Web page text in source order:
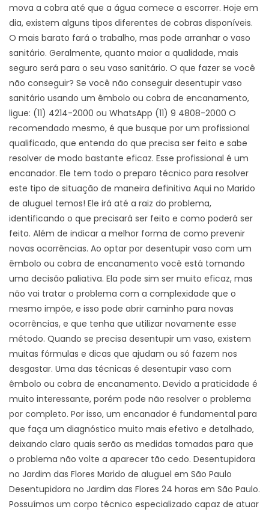
mova a cobra até que a água comece a escorrer. Hoje em
dia, existem alguns tipos diferentes de cobras disponíveis.
O mais barato fará o trabalho, mas pode arranhar o vaso
sanitário. Geralmente, quanto maior a qualidade, mais
seguro será para o seu vaso sanitário. O que fazer se você
não conseguir? Se você não conseguir desentupir vaso
sanitário usando um êmbolo ou cobra de encanamento,
ligue: (11) 4214-2000 ou WhatsApp (11) 9 4808-2000 O
recomendado mesmo, é que busque por um profissional
qualificado, que entenda do que precisa ser feito e sabe
resolver de modo bastante eficaz. Esse profissional é um
encanador. Ele tem todo o preparo técnico para resolver
este tipo de situação de maneira definitiva Aqui no Marido
de aluguel temos! Ele irá até a raiz do problema,
identificando o que precisará ser feito e como poderá ser
feito. Além de indicar a melhor forma de como prevenir
novas ocorrências. Ao optar por desentupir vaso com um
êmbolo ou cobra de encanamento você está tomando
uma decisão paliativa. Ela pode sim ser muito eficaz, mas
não vai tratar o problema com a complexidade que o
mesmo impõe, e isso pode abrir caminho para novas
ocorrências, e que tenha que utilizar novamente esse
método. Quando se precisa desentupir um vaso, existem
muitas fórmulas e dicas que ajudam ou só fazem nos
desgastar. Uma das técnicas é desentupir vaso com
êmbolo ou cobra de encanamento. Devido a praticidade é
muito interessante, porém pode não resolver o problema
por completo. Por isso, um encanador é fundamental para
que faça um diagnóstico muito mais efetivo e detalhado,
deixando claro quais serão as medidas tomadas para que
o problema não volte a aparecer tão cedo. Desentupidora
no Jardim das Flores Marido de aluguel em São Paulo
Desentupidora no Jardim das Flores 24 horas em São Paulo.
Possuímos um corpo técnico especializado capaz de atuar